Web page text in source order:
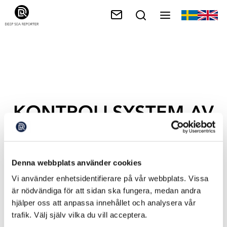
Denna webbplats använder cookies
Vi använder enhetsidentifierare på vår webbplats. Vissa
är nödvändiga för att sidan ska fungera, medan andra
hjälper oss att anpassa innehållet och analysera vår
trafik. Välj själv vilka du vill acceptera.
KONTROLLSYSTEM AV